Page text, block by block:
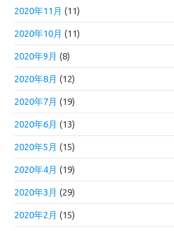
2020年11月 (11)
2020年10月 (11)
2020年9月 (8)
2020年8月 (12)
2020年7月 (19)
2020年6月 (13)
2020年5月 (15)
2020年4月 (19)
2020年3月 (29)
2020年2月 (15)